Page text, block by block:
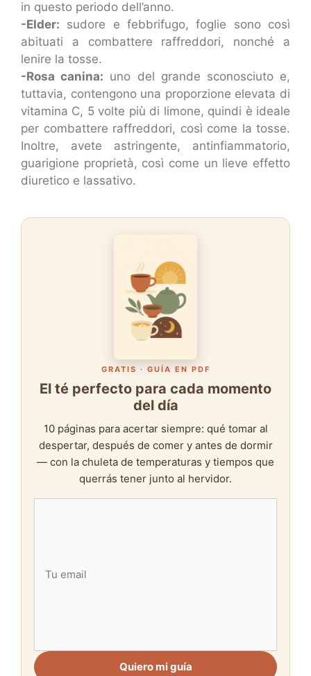
in questo periodo dell’anno.
-Elder: sudore e febbrifugo, foglie sono così
abituati a combattere raffreddori, nonché a
lenire la tosse.
-Rosa canina: uno del grande sconosciuto e,
tuttavia, contengono una proporzione elevata di
vitamina C, 5 volte più di limone, quindi è ideale
per combattere raffreddori, così come la tosse.
Inoltre, avete astringente, antinfiammatorio,
guarigione proprietà, così come un lieve effetto
diuretico e lassativo.
GRATIS · GUÍA EN PDF
El té perfecto para cada momento
del día
10 páginas para acertar siempre: qué tomar al
despertar, después de comer y antes de dormir
— con la chuleta de temperaturas y tiempos que
querrás tener junto al hervidor.
Quiero mi guía